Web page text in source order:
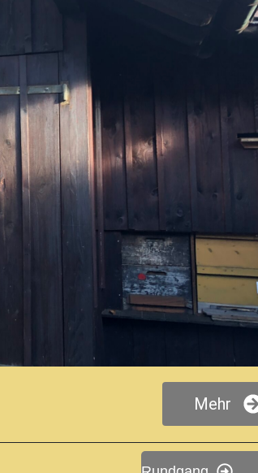
Die Sammlung wird ergänzt durch weitere
an seinem ursprünglichen Standort
im Bauhof gelagert werden. Im Museum
Mehr